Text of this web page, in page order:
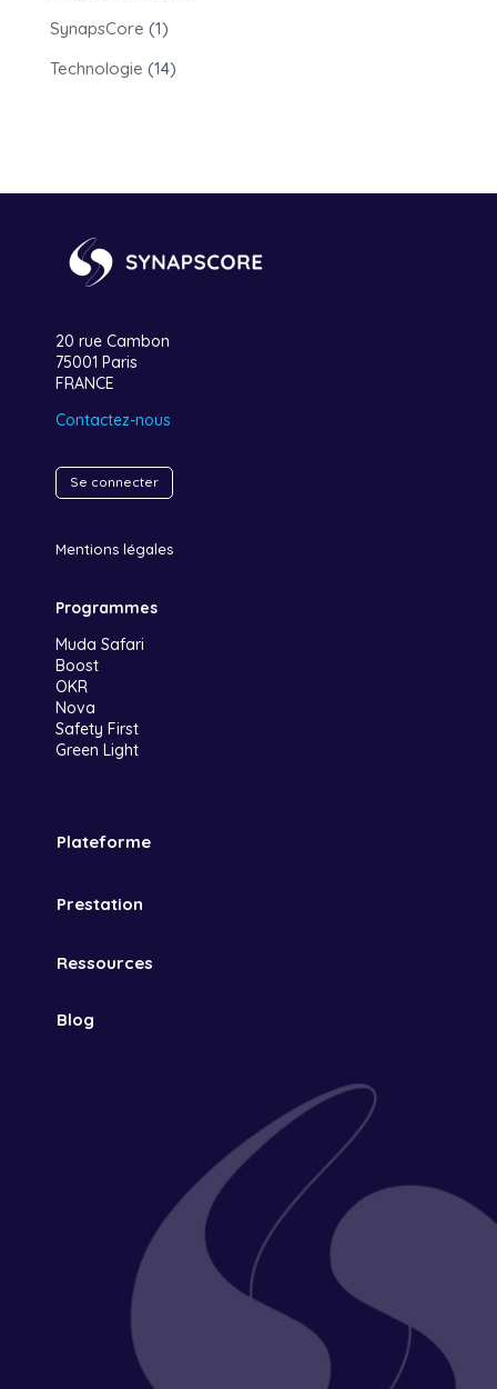
SynapsCore (1)
Technologie (14)
20 rue Cambon
75001 Paris
FRANCE
Contactez-nous
Se connecter
Mentions légales
Programmes
Muda Safari
Boost
OKR
Nova
Safety First
Green Light
Plateforme
Prestation
Ressources
Blog